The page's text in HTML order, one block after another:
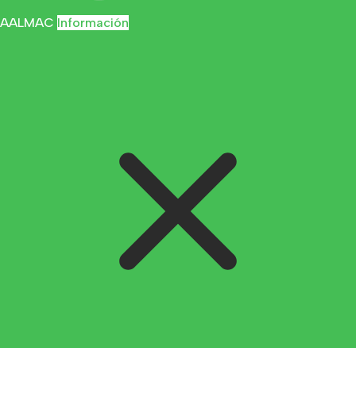
AALMAC Información